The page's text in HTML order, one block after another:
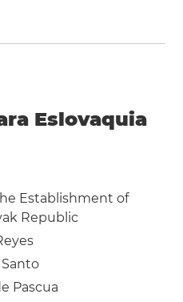
Eslovaquia
Establishment of
Republic
Pascua